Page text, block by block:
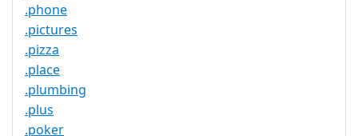
.phone
.pictures
.pizza
.place
.plumbing
.plus
.poker